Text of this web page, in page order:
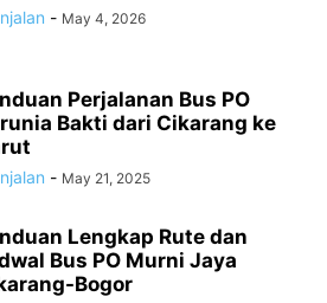
- May 4, 2026
Perjalanan Bus PO
Bakti dari Cikarang ke
- May 21, 2025
Lengkap Rute dan
Bus PO Murni Jaya
Bogor